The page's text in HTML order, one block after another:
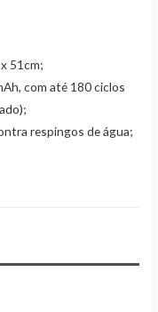
51cm;
com até 180 ciclos
respingos de água;